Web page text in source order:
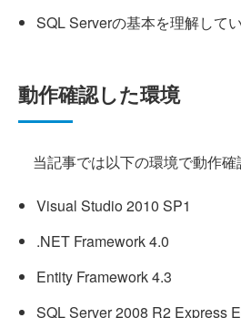
SQL Serverの基本を理解して
動作確認した環境
当記事では以下の環境で動作確
Visual Studio 2010 SP1
.NET Framework 4.0
Entity Framework 4.3
SQL Server 2008 R2 Express